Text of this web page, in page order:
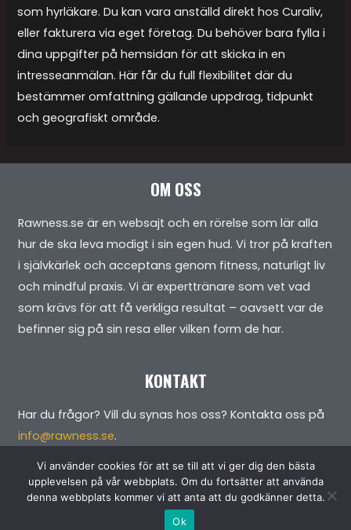
som hyrläkare. Du kan vara anställd direkt hos Curaliv,
eller fakturera via eget företag. Du behöver bara fylla i
dina uppgifter på hemsidan för att skicka in en
intresseanmälan. Här får du full flexibilitet där du
bestämmer omfattning gällande uppdrag, tidpunkt
och geografiskt område.
OM OSS
Rawness.se är en websajt och en rörelse som lär alla
hur de ska leva modigt i sin egen hud. Vi tror på kraften
i självkärlek och acceptans genom fitness, naturligt liv
och mindful praxis. Vi är experttränare som vet vad
som krävs för att få verkliga resultat – oavsett var de
befinner sig på sin resa eller vilken form de har.
KONTAKT
Har du frågor? Vill du synas hos oss? Kontakta oss på
info@rawness.se.
Copyright © 2026 rawness.se
Vi använder cookies för att se till att vi ger dig den bästa
upplevelsen på vår webbplats. Om du fortsätter att använda
denna webbplats kommer vi att anta att du godkänner detta.
Ok